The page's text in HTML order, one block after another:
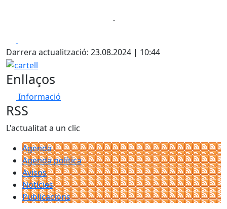
Darrera actualització: 23.08.2024 | 10:44
cartell
Enllaços
Informació
RSS
L'actualitat a un clic
Agenda
Agenda política
Avisos
Notícies
Publicacions